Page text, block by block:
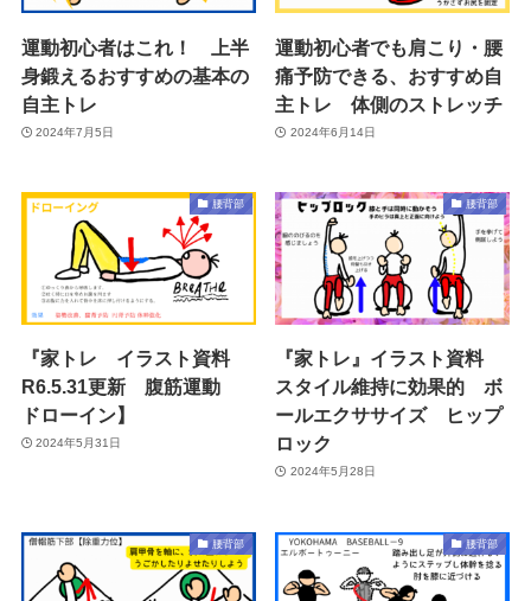
運動初心者はこれ！ 上半
身鍛えるおすすめの基本の
自主トレ
2024年7月5日
運動初心者でも肩こり・腰
痛予防できる、おすすめ自
主トレ 体側のストレッチ
2024年6月14日
腰背部
『家トレ イラスト資料
R6.5.31更新 腹筋運動
ドローイン】
2024年5月31日
腰背部
『家トレ』イラスト資料
スタイル維持に効果的 ボ
ールエクササイズ ヒップ
ロック
2024年5月28日
腰背部 腰背部